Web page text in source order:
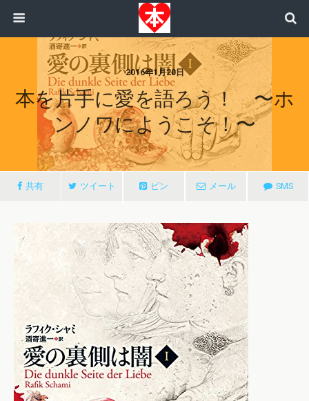
2016年1月20日
本を片手に愛を語ろう！ 〜ホ
ンノワにようこそ！〜
共有 ツイート ピン メール SMS